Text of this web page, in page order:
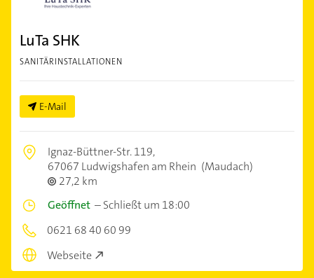
LuTa SHK
SANITÄRINSTALLATIONEN
E-Mail
Ignaz-Büttner-Str. 119,
67067 Ludwigshafen am Rhein (Maudach)
27,2 km
Geöffnet –Schließt um 18:00
0621 68 40 60 99
Webseite